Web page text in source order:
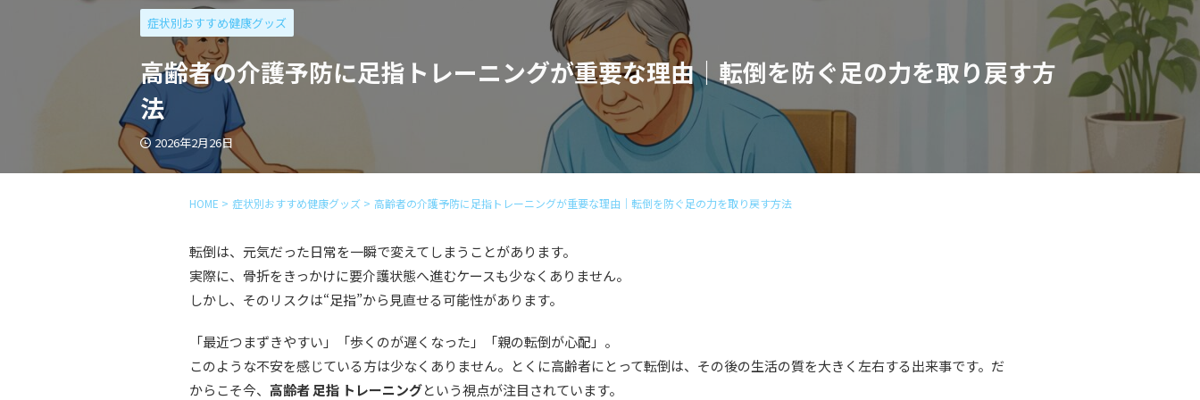
症状別おすすめ健康グッズ
高齢者の介護予防に足指トレーニングが重要な理由｜転倒を防ぐ足の力を取り戻す方
法
2026年2月26日
HOME > 症状別おすすめ健康グッズ > 高齢者の介護予防に足指トレーニングが重要な理由｜転倒を防ぐ足の力を取り戻す方法
転倒は、元気だった日常を一瞬で変えてしまうことがあります。
実際に、骨折をきっかけに要介護状態へ進むケースも少なくありません。
しかし、そのリスクは“足指”から見直せる可能性があります。
「最近つまずきやすい」「歩くのが遅くなった」「親の転倒が心配」。
このような不安を感じている方は少なくありません。とくに高齢者にとって転倒は、その後の生活の質を大きく左右する出来事です。だ
からこそ今、 高齢者 足指 トレーニングという視点が注目されています。